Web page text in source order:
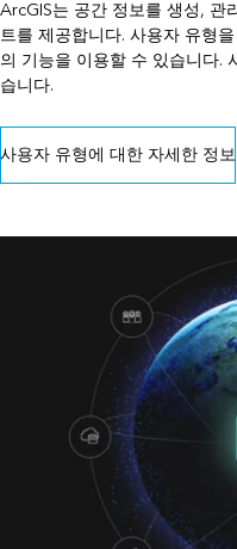
ArcGIS는 공간 정보를 생성, 관
트를 제공합니다. 사용자 유형
의 기능을 이용할 수 있습니다.
습니다.
사용자 유형에 대한 자세한 정보